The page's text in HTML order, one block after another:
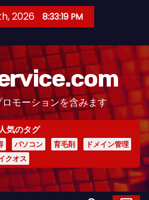
2026 8:33:19 PM
モーションを含みます
気のタグ
パソコン 育毛剤
ドメイン管理
クオス